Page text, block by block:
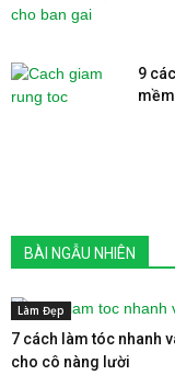
9
BÀI NGẪU NHIÊN
Làm Đẹp
7 cách làm tóc nhanh
cho cô nàng lười